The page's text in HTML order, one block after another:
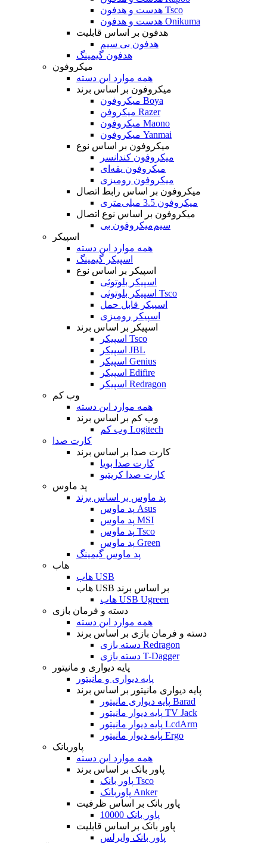
هدست و هدفون Tsco
هدست و هدفون Onikuma
هدفون بر اساس قابلیت
هدفون بی سیم
هدفون گیمینگ
میکروفون
همه موارد این دسته
میکروفون بر اساس برند
میکروفون Boya
میکروفن Razer
میکروفون Maono
میکروفون Yanmai
میکروفون بر اساس نوع
میکروفون کندانسر
میکروفون یقه‌ای
میکروفون رومیزی
میکروفون بر اساس رابط اتصال
میکروفون 3.5 میلی‌متری
میکروفون بر اساس نوع اتصال
میکروفون بی‌‎سیم
اسپیکر
همه موارد این دسته
اسپیکر گیمینگ
اسپیکر بر اساس نوع
اسپیکر بلوتوثی
اسپیکر بلوتوثی Tsco
اسپیکر قابل حمل
اسپیکر رومیزی
اسپیکر بر اساس برند
اسپیکر Tsco
اسپیکر JBL
اسپیکر Genius
اسپیکر Edifire
اسپیکر Redragon
وب کم
همه موارد این دسته
وب کم بر اساس برند
وب کم Logitech
کارت صدا
کارت صدا بر اساس برند
کارت صدا بویا
کارت صدا کریتیو
پد ماوس
پد ماوس بر اساس برند
پد ماوس Asus
پد ماوس MSI
پد ماوس Tsco
پد ماوس Green
پد ماوس گیمینگ
هاب
هاب USB
هاب USB بر اساس برند
هاب USB Ugreen
دسته و فرمان بازی
همه موارد این دسته
دسته و فرمان بازی بر اساس برند
دسته بازی Redragon
دسته بازی T-Dagger
پایه دیواری و مانیتور
پایه دیواری و مانیتور
پایه دیواری مانیتور بر اساس برند
پایه دیواری مانیتور Barad
پایه دیوار مانیتور TV Jack
پایه دیوار مانیتور LcdArm
پایه دیوار مانیتور Ergo
پاوربانک
همه موارد این دسته
پاور بانک بر اساس برند
پاور بانک Tsco
پاوربانک Anker
پاور بانک بر اساس ظرفیت
پاور بانک 10000
پاور بانک بر اساس قابلیت
پاور بانک وایرلس